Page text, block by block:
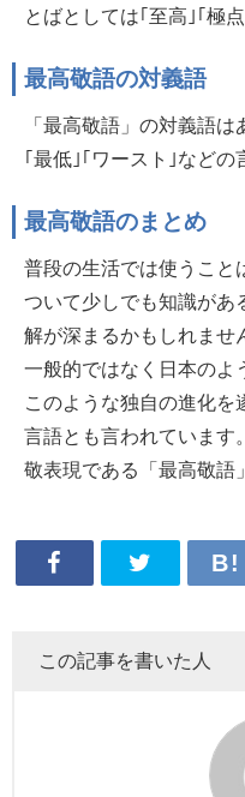
とばとしては｢至高｣｢極
最高敬語の対義語
「最高敬語」の対義語
｢最低｣｢ワースト｣などの
最高敬語のまとめ
普段の生活では使うこと
ついて少しでも知識があ
解が深まるかもしれませ
一般的ではなく日本のよ
このような独自の進化
言語とも言われています
敬表現である「最高敬語
この記事を書いた人